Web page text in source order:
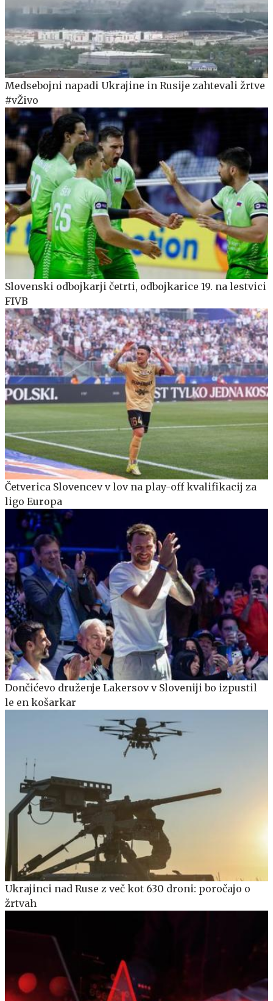
Medsebojni napadi Ukrajine in Rusije zahtevali žrtve
#vŽivo
Slovenski odbojkarji četrti, odbojkarice 19. na lestvici
FIVB
Četverica Slovencev v lov na play-off kvalifikacij za
ligo Europa
Dončićevo druženje Lakersov v Sloveniji bo izpustil
le en košarkar
Ukrajinci nad Ruse z več kot 630 droni: poročajo o
žrtvah